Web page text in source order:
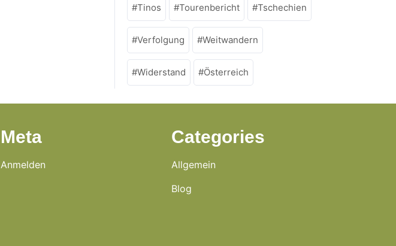
Tinos Tourenbericht Tschechien
Verfolgung Weitwandern
Widerstand Österreich
Meta
Anmelden
Categories
Allgemein
Blog